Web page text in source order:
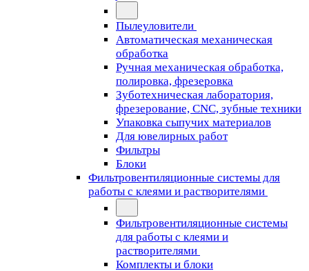
Пылеуловители
Автоматическая механическая
обработка
Ручная механическая обработка,
полировка, фрезеровка
Зуботехническая лаборатория,
фрезерование, CNC, зубные техники
Упаковка сыпучих материалов
Для ювелирных работ
Фильтры
Блоки
Фильтровентиляционные системы для
работы с клеями и растворителями
Фильтровентиляционные системы
для работы с клеями и
растворителями
Комплекты и блоки